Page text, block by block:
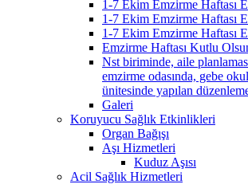
1-7 Ekim Emzirme Haftası
1-7 Ekim Emzirme Haftası
1-7 Ekim Emzirme Haftası
Emzirme Haftası Kutlu
Nst biriminde, aile
emzirme odasında, gebe
ünitesinde yapılan
Galeri
Koruyucu Sağlık Etkinlikleri
Organ Bağışı
Aşı Hizmetleri
Kuduz Aşısı
Acil Sağlık Hizmetleri